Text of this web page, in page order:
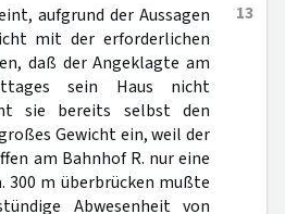
13
aufgrund der Aussagen
mit der erforderlichen
daß der Angeklagte am
sein Haus nicht
sie bereits selbst den
Gewicht ein, weil der
am Bahnhof R. nur eine
300 m überbrücken mußte
Abwesenheit von